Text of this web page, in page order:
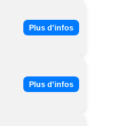
Plus d'infos
Plus d'infos